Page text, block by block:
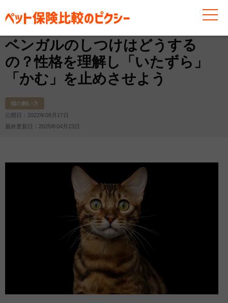
お役立ち情報 猫 猫の飼い方 ベンガルのしつけは
ベンガルのしつけはどうする
の？性格を理解し「いたずら」
「かむ」を止めさせよう
猫の飼い方
公開日：2022年08月17日
最終更新日：2025年04月23日